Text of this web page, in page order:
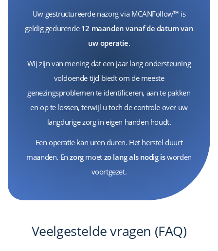
Uw gestructureerde nazorg via MCANFollow™ is
geldig gedurende 12 maanden vanaf de datum van
uw operatie.
Wij zijn van mening dat een jaar lang ondersteuning
voldoende tijd biedt om de meeste
genezingsproblemen te identificeren, aan te pakken
en op te lossen, terwijl u toch de controle over uw
langdurige zorg in eigen handen houdt.
Een operatie kan uren duren. Het herstel duurt
maanden. Enzorgmoet zo lang als nodig isworden
voortgezet.
Veelgestelde vragen (FAQ)